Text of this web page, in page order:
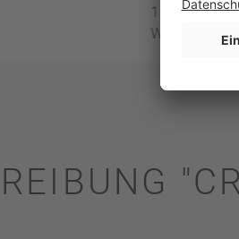
1 / Packung
Wildfang /